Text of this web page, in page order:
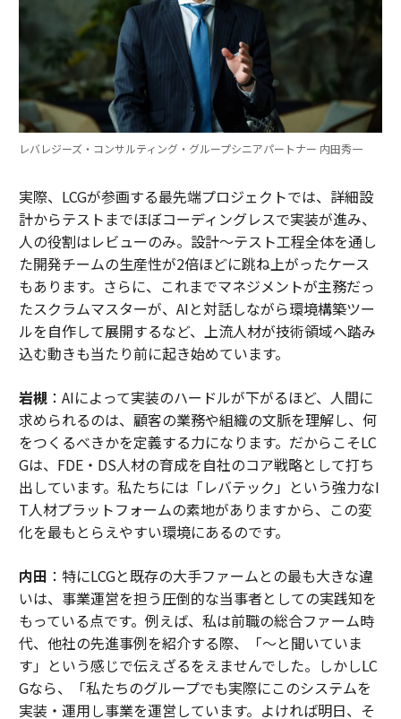
レバレジーズ・コンサルティング・グループシニアパートナー 内田秀一
実際、LCGが参画する最先端プロジェクトでは、詳細設
計からテストまでほぼコーディングレスで実装が進み、
人の役割はレビューのみ。設計～テスト工程全体を通し
た開発チームの生産性が2倍ほどに跳ね上がったケース
もあります。さらに、これまでマネジメントが主務だっ
たスクラムマスターが、AIと対話しながら環境構築ツー
ルを自作して展開するなど、上流人材が技術領域へ踏み
込む動きも当たり前に起き始めています。
岩槻：AIによって実装のハードルが下がるほど、人間に
求められるのは、顧客の業務や組織の文脈を理解し、何
をつくるべきかを定義する力になります。だからこそLC
Gは、FDE・DS人材の育成を自社のコア戦略として打ち
出しています。私たちには「レバテック」という強力なI
T人材プラットフォームの素地がありますから、この変
化を最もとらえやすい環境にあるのです。
内田 ：特にLCGと既存の大手ファームとの最も大きな違
いは、事業運営を担う圧倒的な当事者としての実践知を
もっている点です。例えば、私は前職の総合ファーム時
代、他社の先進事例を紹介する際、「〜と聞いていま
す」という感じで伝えざるをえませんでした。しかしLC
Gなら、「私たちのグループでも実際にこのシステムを
実装・運用し事業を運営しています。よければ明日、そ